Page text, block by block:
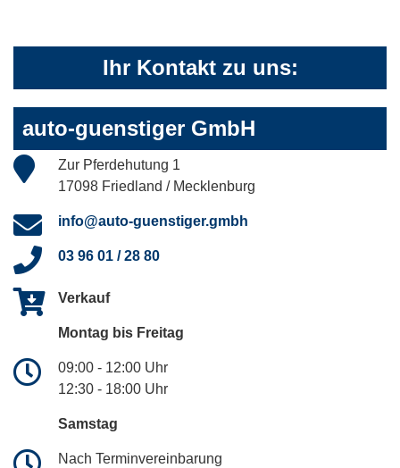
Ihr Kontakt zu uns:
auto-guenstiger GmbH
Zur Pferdehutung 1
17098 Friedland / Mecklenburg
info@auto-guenstiger.gmbh
03 96 01 / 28 80
Verkauf
Montag bis Freitag
09:00 - 12:00 Uhr
12:30 - 18:00 Uhr
Samstag
Nach Terminvereinbarung